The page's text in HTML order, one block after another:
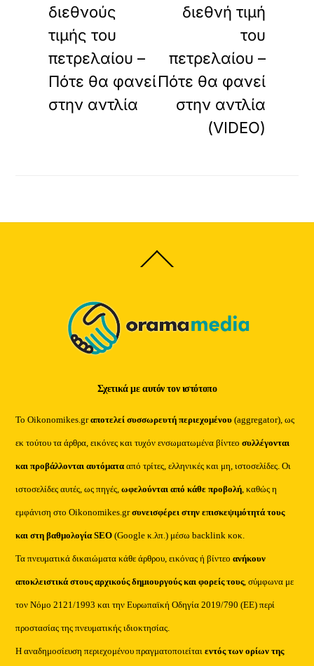
διεθνούς
τιμής του
πετρελαίου –
Πότε θα φανεί
στην αντλία
διεθνή τιμή
του
πετρελαίου –
Πότε θα φανεί
στην αντλία
(VIDEO)
Back
To
Σχετικά με αυτόν τον ιστότοπο
Το Oikonomikes.grαποτελεί συσσωρευτή περιεχομένου (aggregator), ως
εκ τούτου τα άρθρα, εικόνες και τυχόν ενσωματωμένα βίντεοσυλλέγονται
και προβάλλονται αυτόματααπό τρίτες, ελληνικές και μη, ιστοσελίδες. Οι
ιστοσελίδες αυτές, ως πηγές,ωφελούνται από κάθε προβολή, καθώς η
εμφάνιση στο Oikonomikes.grσυνεισφέρει στην επισκεψιμότητά τους
και στη βαθμολογία SEO (Google κ.λπ.) μέσω backlink κοκ.
Τα πνευματικά δικαιώματα κάθε άρθρου, εικόνας ή βίντεοανήκουν
αποκλειστικά στους αρχικούς δημιουργούς και φορείς τους, σύμφωνα με
τον Νόμο 2121/1993 και την Ευρωπαϊκή Οδηγία 2019/790 (ΕΕ) περί
προστασίας της πνευματικής ιδιοκτησίας.
Η αναδημοσίευση περιεχομένου πραγματοποιείταιεντός των ορίων της